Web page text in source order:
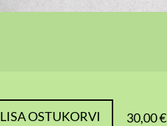
LISA OSTUKORVI 30,00 €